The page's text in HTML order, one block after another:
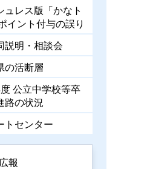
ュレス版「かなト
イント付与の誤り
説明・相談会
の活断層
公立中学校等卒
路の状況
トセンター
報